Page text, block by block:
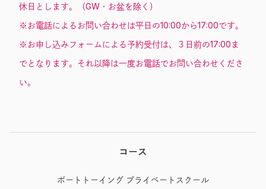
休日とします。（GW・お盆を除く）
※お電話によるお問い合わせは平日の10:00から17:00です。
※お申し込みフォームによる予約受付は、３日前の17:00ま
でとなります。それ以降は一度お電話でお問い合わせくださ
い。
コース
ボートトーイング プライベートスクール